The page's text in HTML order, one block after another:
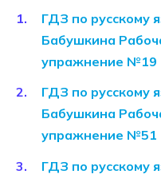
ГДЗ по русскому
Бабушкина
упражнение №19
ГДЗ по русскому
Бабушкина
упражнение №51
ГДЗ по русскому